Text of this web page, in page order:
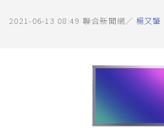
2021-06-13 08:49 聯合新聞網／ 楊又肇